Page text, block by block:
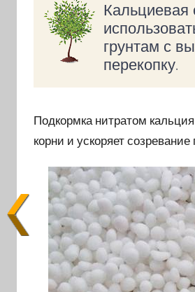
Кальциевая
грунтам с
перекопку.
Подкормка нитратом
корни и ускоряет созревание